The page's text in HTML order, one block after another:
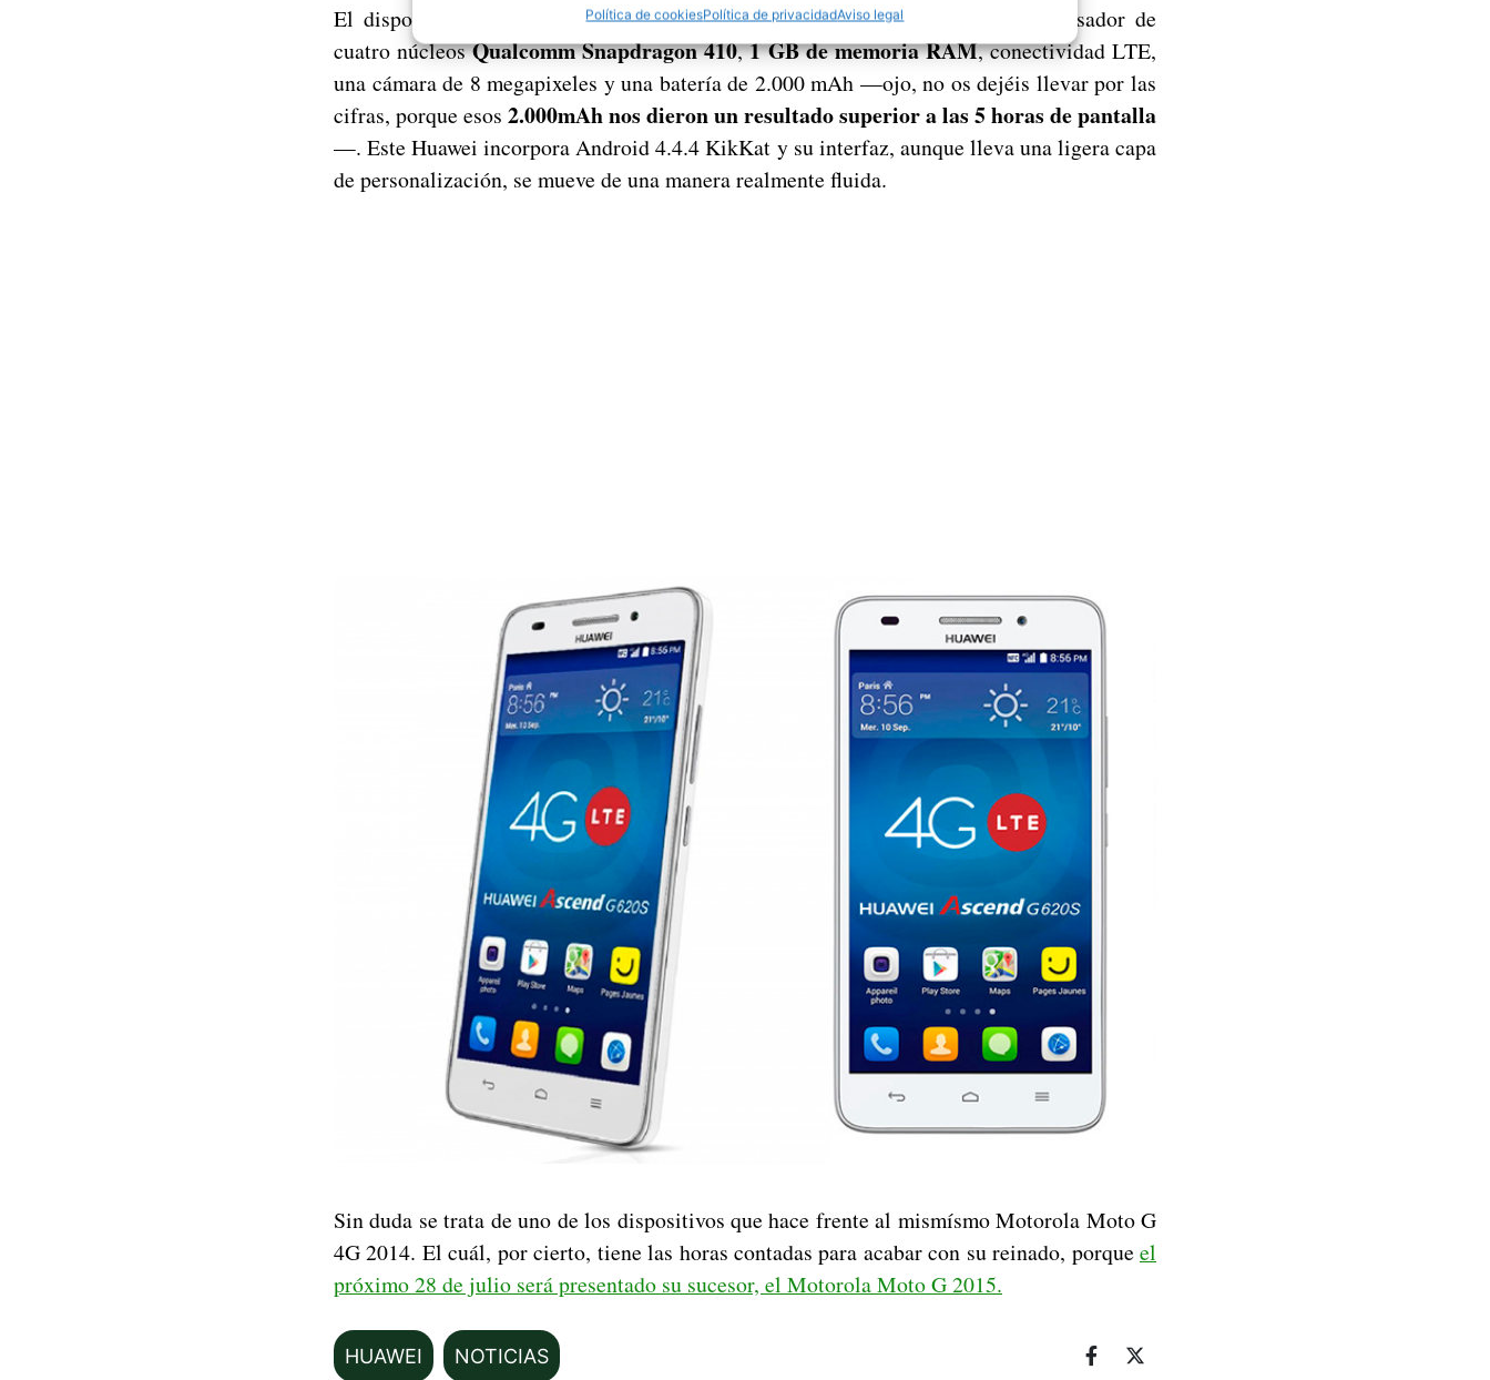
Política de cookiesPolítica de privacidadAviso legal
El dispositivo trae una pantalla de5 pulgadas, con resolución HD
. Un procesador de
cuatro núcleosQualcomm Snapdragon 410,1 GB de memoria RAM, conectividad LTE,
una cámara de 8 megapixeles y una batería de 2.000 mAh —ojo, no os dejéis llevar por las
cifras, porque esos 2.000mAh nos dieron un resultado superior a las 5 horas de pantalla
—. Este Huawei incorpora Android 4.4.4 KikKat y su interfaz, aunque lleva una ligera capa
de personalización, se mueve de una manera realmente fluida.
Sin duda se trata de uno de los dispositivos que hace frente al mismísmo Motorola Moto G
4G 2014. El cuál, por cierto, tiene las horas contadas para acabar con su reinado, porque el
próximo 28 de julio será presentado su sucesor, el Motorola Moto G 2015.
HUAWEI NOTICIAS